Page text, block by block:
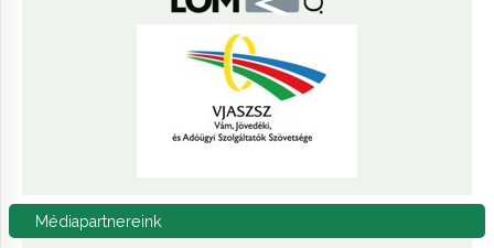
Médiapartnereink